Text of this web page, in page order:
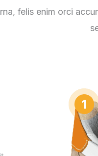
felis enim orci